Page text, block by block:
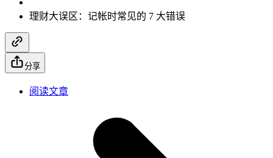
理财大误区：记帐时常见的 7 大错误
分享
阅读文章